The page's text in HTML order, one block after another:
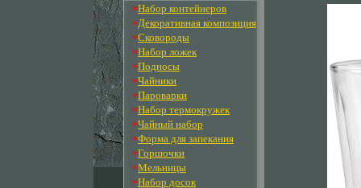
»Набор контейнеров
»Декоративная композиция
»Сковороды
»Набор ложек
»Подносы
»Чайники
»Пароварки
»Набор термокружек
»Чайный набор
»Форма для запекания
»Горшочки
»Мельницы
»Набор досок